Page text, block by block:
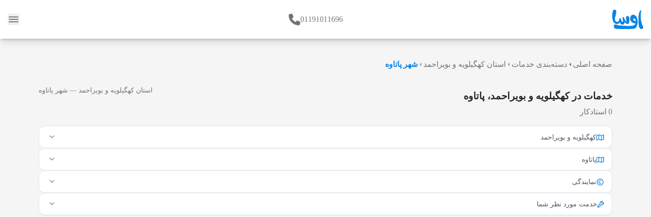
01191011696
صفحه اصلی دسته‌بندی خدمات استان کهگیلویه و بویراحمد شهر پاتاوه
خدمات در کهگیلویه و بویراحمد، پاتاوه
0 استادکار
استان کهگیلویه و بویراحمد — شهر پاتاوه
کهگیلویه و بویراحمد
پاتاوه
نمایندگی
خدمت مورد نظر شما